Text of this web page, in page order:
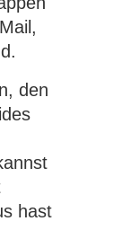
den
hast